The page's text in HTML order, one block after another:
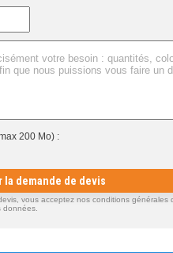
200 Mo) :
la demande de devis
vous acceptez nos conditions générales